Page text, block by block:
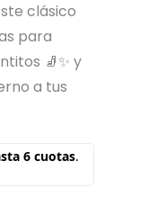
clásico
para
🧦✨ y
a tus